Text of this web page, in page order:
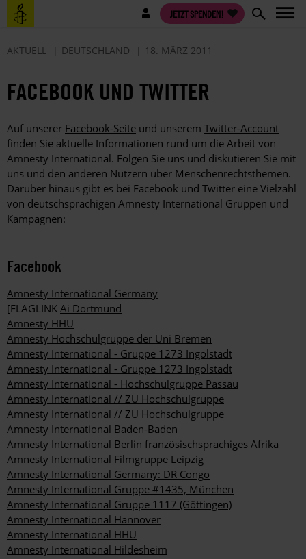
Direkt
zum
Benutzermenü JETZT SPENDEN!
AKTUELL DEUTSCHLAND 18. MÄRZ 2011
FACEBOOK UND TWITTER
Auf unserer Facebook-Seite und unserem Twitter-Account
finden Sie aktuelle Informationen rund um die Arbeit von
Amnesty International. Folgen Sie uns und diskutieren Sie mit
uns und den anderen Nutzern über Menschenrechtsthemen.
Darüber hinaus gibt es bei Facebook und Twitter eine Vielzahl
von deutschsprachigen Amnesty International Gruppen und
Kampagnen:
Facebook
Amnesty International Germany
[FLAGLINK Ai Dortmund
Amnesty HHU
Amnesty Hochschulgruppe der Uni Bremen
Amnesty International - Gruppe 1273 Ingolstadt
Amnesty International - Gruppe 1273 Ingolstadt
Amnesty International - Hochschulgruppe Passau
Amnesty International // ZU Hochschulgruppe
Amnesty International // ZU Hochschulgruppe
Amnesty International Baden-Baden
Amnesty International Berlin französischsprachiges Afrika
Amnesty International Filmgruppe Leipzig
Amnesty International Germany: DR Congo
Amnesty International Gruppe #1435, München
Amnesty International Gruppe 1117 (Göttingen)
Amnesty International Hannover
Amnesty International HHU
Amnesty International Hildesheim